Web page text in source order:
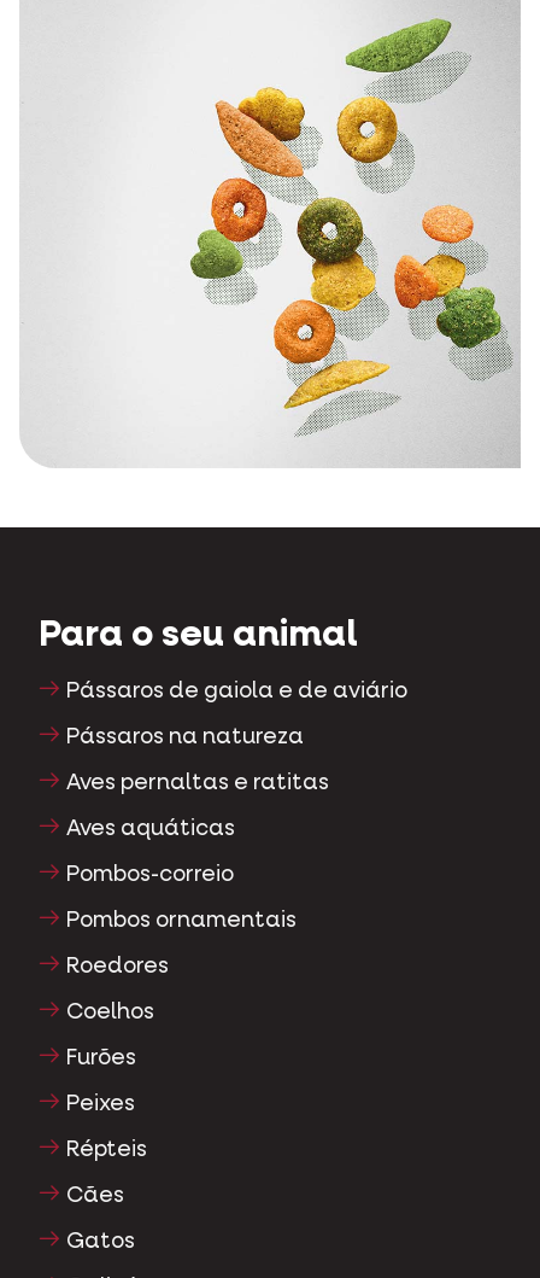
Pássaros de gaiola e de aviário
Aves pernaltas e ratitas
Aves aquáticas
Pombos-correio
Pombos ornamentais
Roedores
Coelhos
Furões
Peixes
Répteis
Cães
Gatos
Galináceos
Cavalos